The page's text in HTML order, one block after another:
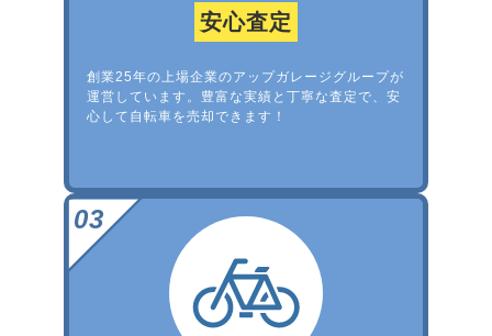
安心査定
創業25年の上場企業のアップガレージグループが
運営しています。豊富な実績と丁寧な査定で、安
心して自転車を売却できます！